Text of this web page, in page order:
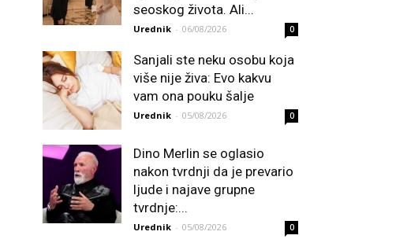
seoskog života. Ali...
Urednik - 06/08/2026 0
Sanjali ste neku osobu koja
više nije živa: Evo kakvu
vam ona pouku šalje
Urednik - 05/08/2026 0
Dino Merlin se oglasio
nakon tvrdnji da je prevario
ljude i najave grupne
tvrdnje:...
Urednik - 05/08/2026 0